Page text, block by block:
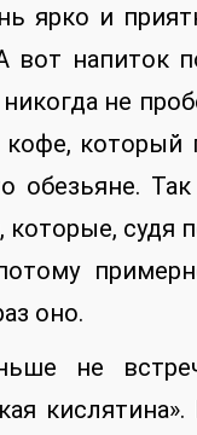
ярко и
вот напиток
не
кофе,
обезьяне.
судя
оно.
не